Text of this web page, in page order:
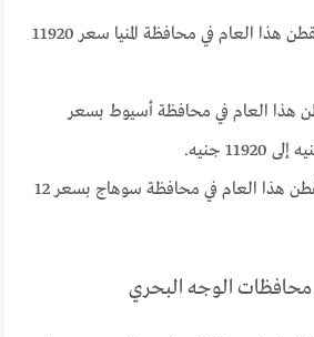
سجل سعر قنطار القطن هذا العام في محافظة المنيا سعر 11920
هذا العام في محافظة أسيوط بسعر
وصل سعر قنطار القطن هذا العام في محافظة سوهاج بسعر 12
الوجه البحري